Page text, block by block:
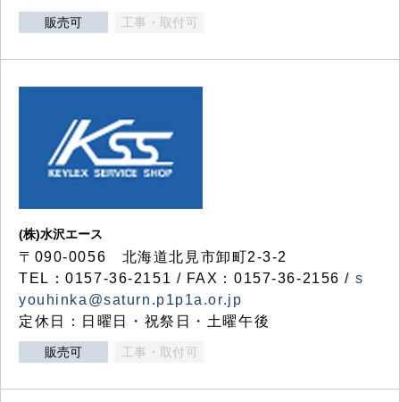
販売可 工事・取付可
(株)水沢エース
〒090-0056 北海道北見市卸町2-3-2
TEL：0157-36-2151 / FAX：0157-36-2156 / s
youhinka@saturn.p1p1a.or.jp
定休日：日曜日・祝祭日・土曜午後
販売可 工事・取付可